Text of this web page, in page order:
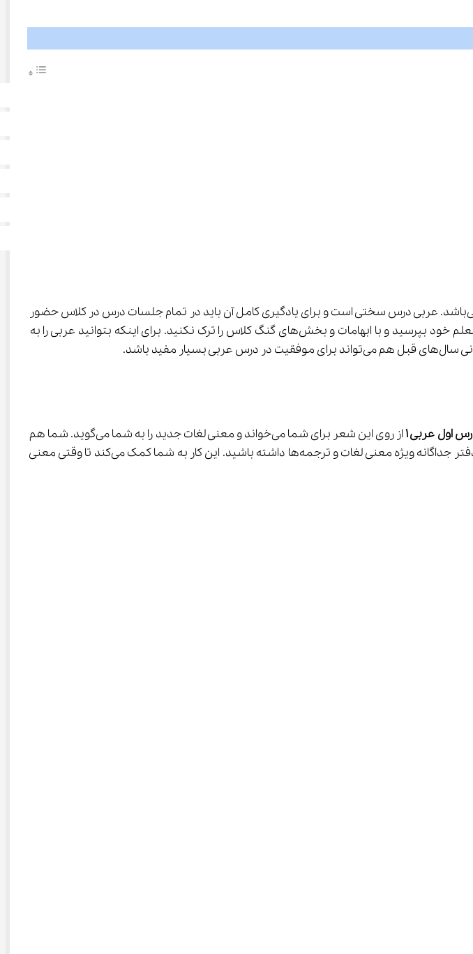
شما با نکات و مفاهیم جدیدی آشنا می‌شوید که شامل لغات و قواعد جدید می‌باشد. عربی درس سختی است و برای یادگیری کامل آن باید در تمام جلسات درس در کلاس حضور
داشته باشید و به توضیحات معلم به دقت توجه کنید. هر جایی از درس را که متوجه نشدید از معلم خود بپرسید و با ابهامات و بخش‌های گنگ کلاس را ترک نکنید. برای اینکه بتوانید عربی را به
باشد.
اول عربی ۱
از روی این شعر برای شما می‌خواند و معنی لغات جدید را به شما می‌گوید. شما هم
باید به خواندن معلم توجه کنید تا تلفظ درست لغات را یاد بگیرید. بهتر است از همین ابتدا یک دفتر جداگانه ویژه معنی لغات و ترجمه‌ها داشته باشید. این کار به شما کمک می‌کند تا وقتی معنی